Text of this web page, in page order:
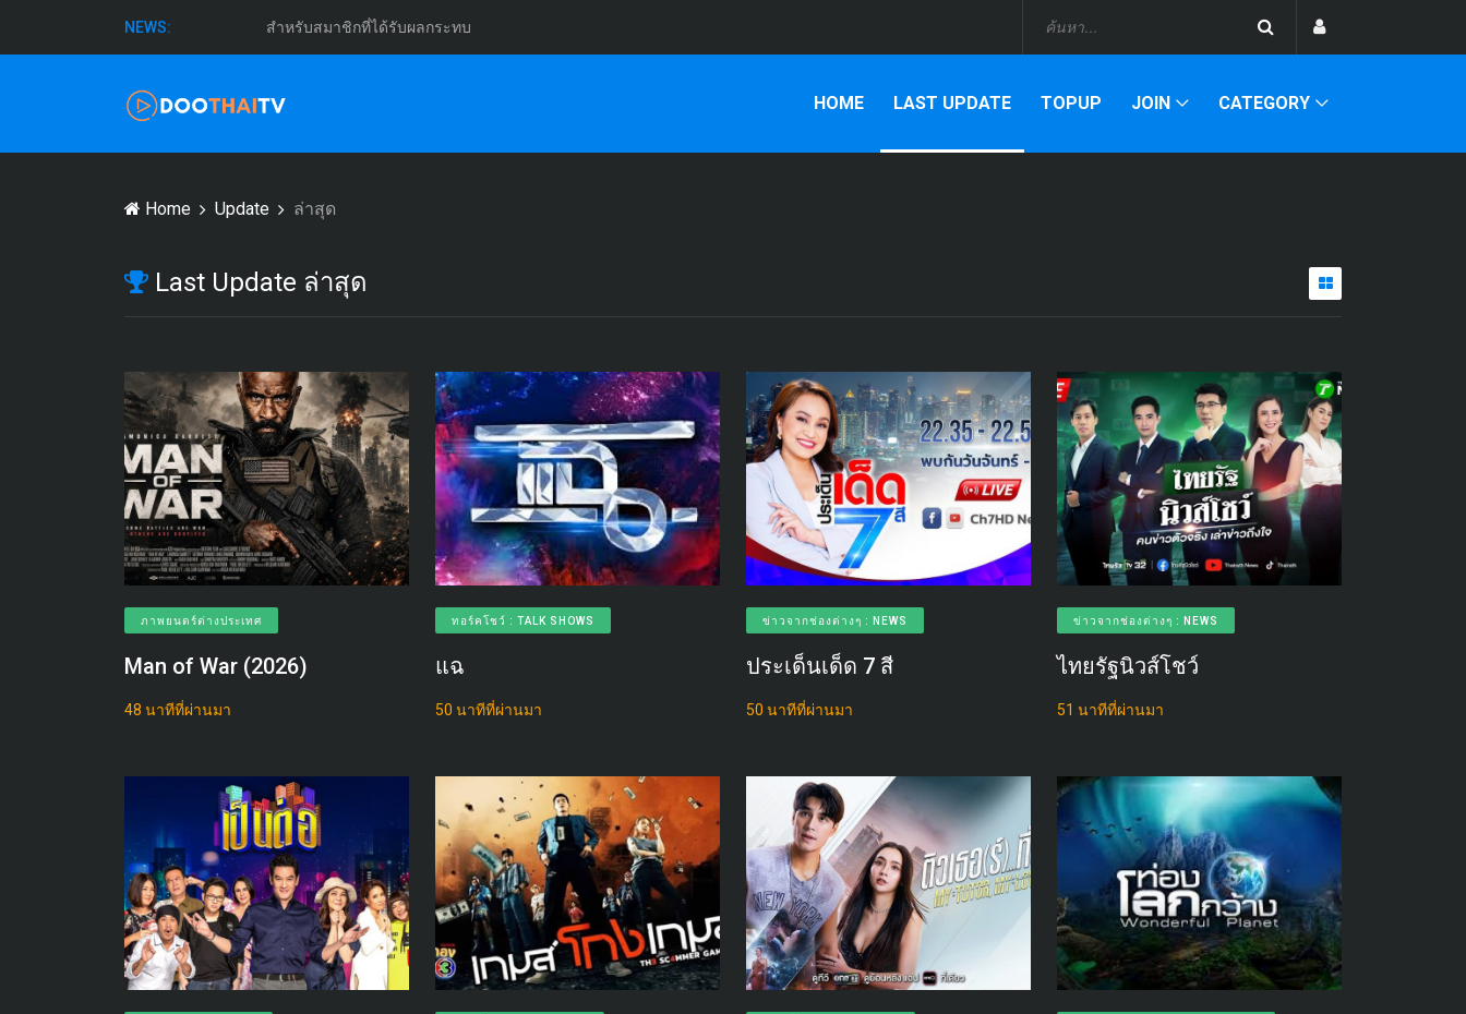
NEWS: สำหรับสมาชิกที่ได้รับผลกระทบ
HOME LAST UPDATE TOPUP JOIN CATEGORY
Home Update ล่าสุด
Last Update ล่าสุด
ภาพยนตร์ต่างประเทศ
Man of War (2026)
48 นาทีที่ผ่านมา
ทอร์คโชว์ : TALK SHOWS
แฉ
50 นาทีที่ผ่านมา
ข่าวจากช่องต่างๆ : NEWS
ประเด็นเด็ด 7 สี
50 นาทีที่ผ่านมา
ข่าวจากช่องต่างๆ : NEWS
ไทยรัฐนิวส์โชว์
51 นาทีที่ผ่านมา